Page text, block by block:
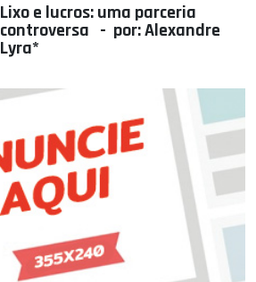
Lixo e lucros: uma parceria
controversa - por: Alexandre
Lyra*